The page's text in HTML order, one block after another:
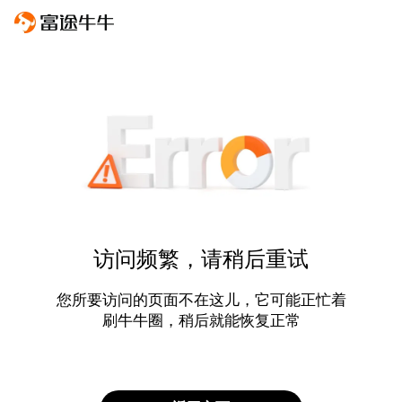
访问频繁，请稍后重试
您所要访问的页面不在这儿，它可能正忙着
刷牛牛圈，稍后就能恢复正常